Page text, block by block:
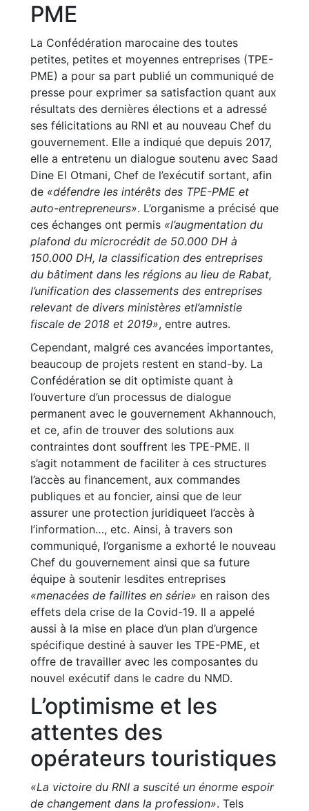
PME
La Confédération marocaine des toutes
petites, petites et moyennes entreprises (TPE-
PME) a pour sa part publié un communiqué de
presse pour exprimer sa satisfaction quant aux
résultats des dernières élections et a adressé
ses félicitations au RNI et au nouveau Chef du
gouvernement. Elle a indiqué que depuis 2017,
elle a entretenu un dialogue soutenu avec Saad
Dine El Otmani, Chef de l’exécutif sortant, afin
de «défendre les intérêts des TPE-PME et
auto-entrepreneurs». L’organisme a précisé que
ces échanges ont permis «l’augmentation du
plafond du microcrédit de 50.000 DH à
150.000 DH, la classification des entreprises
du bâtiment dans les régions au lieu de Rabat,
l’unification des classements des entreprises
relevant de divers ministères etl’amnistie
fiscale de 2018 et 2019», entre autres.
Cependant, malgré ces avancées importantes,
beaucoup de projets restent en stand-by. La
Confédération se dit optimiste quant à
l’ouverture d’un processus de dialogue
permanent avec le gouvernement Akhannouch,
et ce, afin de trouver des solutions aux
contraintes dont souffrent les TPE-PME. Il
s’agit notamment de faciliter à ces structures
l’accès au financement, aux commandes
publiques et au foncier, ainsi que de leur
assurer une protection juridiqueet l’accès à
l’information…, etc. Ainsi, à travers son
communiqué, l’organisme a exhorté le nouveau
Chef du gouvernement ainsi que sa future
équipe à soutenir lesdites entreprises
«menacées de faillites en série» en raison des
effets dela crise de la Covid-19. Il a appelé
aussi à la mise en place d’un plan d’urgence
spécifique destiné à sauver les TPE-PME, et
offre de travailler avec les composantes du
nouvel exécutif dans le cadre du NMD.
L’optimisme et les
attentes des
opérateurs touristiques
«La victoire du RNI a suscité un énorme espoir
de changement dans la profession». Tels